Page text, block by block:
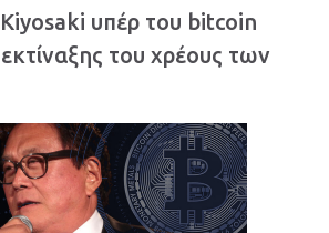
υπέρ του bitcoin
του χρέους των